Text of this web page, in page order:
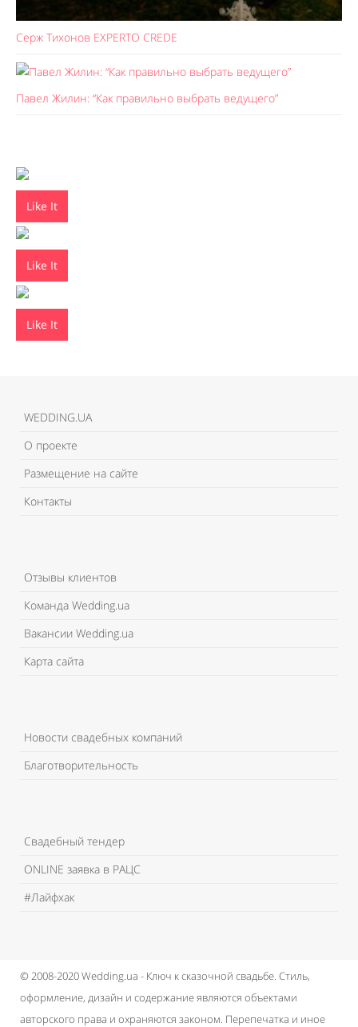
Серж Тихонов EXPERTO CREDE
Павел Жилин: “Как правильно выбрать ведущего”
Like It
Like It
Like It
WEDDING.UA
О проекте
Размещение на сайте
Контакты
Отзывы клиентов
Команда Wedding.ua
Вакансии Wedding.ua
Карта сайта
Новости свадебных компаний
Благотворительность
Свадебный тендер
ONLINE заявка в РАЦС
#Лайфхак
© 2008-2020 Wedding.ua - Ключ к сказочной свадьбе. Стиль,
оформление, дизайн и содержание являются объектами
авторского права и охраняются законом. Перепечатка и иное